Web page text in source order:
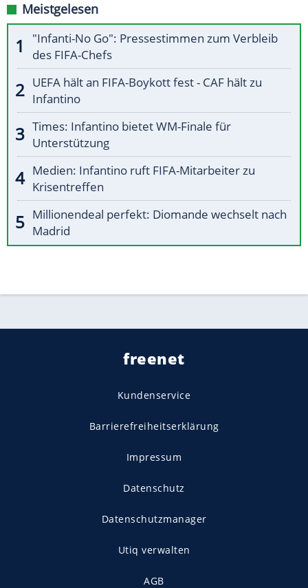
Meistgelesen
"Infanti-No Go": Pressestimmen zum Verbleib
des FIFA-Chefs
UEFA hält an FIFA-Boykott fest - CAF hält zu
Infantino
Times: Infantino bietet WM-Finale für
Unterstützung
Medien: Infantino ruft FIFA-Mitarbeiter zu
Krisentreffen
Millionendeal perfekt: Diomande wechselt nach
Madrid
freenet
Kundenservice
Barrierefreiheitserklärung
Impressum
Datenschutz
Datenschutzmanager
Utiq verwalten
AGB